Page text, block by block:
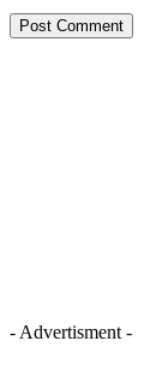
- Advertisment -